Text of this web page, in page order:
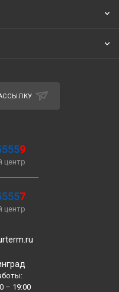
9
центр
7
центр
– 19:00